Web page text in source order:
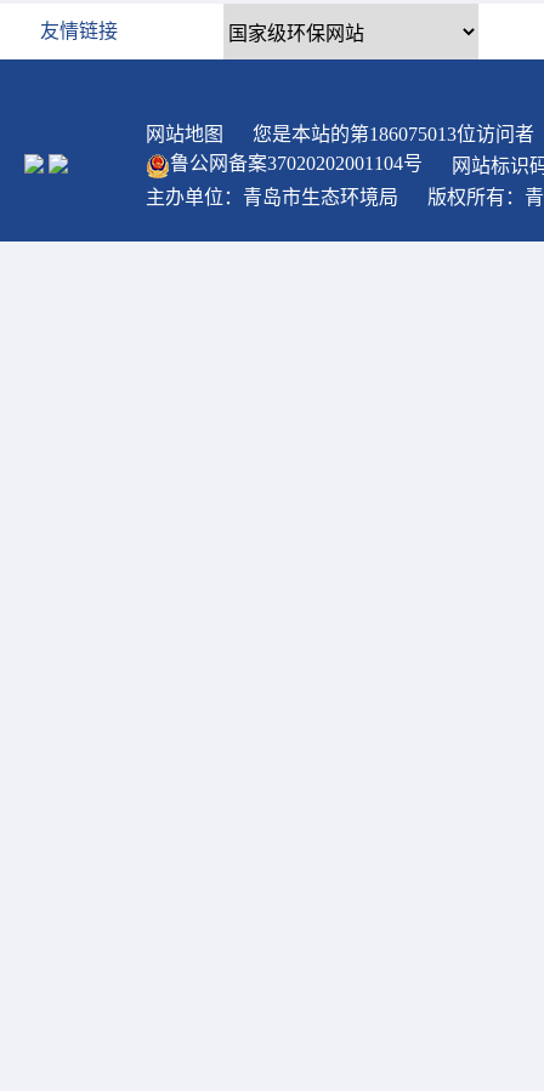
友情链接
网站地图 您是本站的第186075013位访问者
鲁公网备案37020202001104号
网站标识
主办单位：青岛市生态环境局
版权所有：